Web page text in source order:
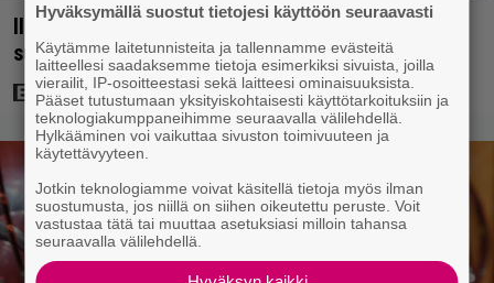
Illalla tv:ssä: Vauhdikasta junatoimintaa – leffa
suututti amerikkalaisen pankkijätin
Hyväksymällä suostut tietojesi käyttöön seuraavasti
Käytämme laitetunnisteita ja tallennamme evästeitä
laitteellesi saadaksemme tietoja esimerkiksi sivuista, joilla
vierailit, IP-osoitteestasi sekä laitteesi ominaisuuksista.
Pääset tutustumaan yksityiskohtaisesti käyttötarkoituksiin ja
teknologiakumppaneihimme seuraavalla välilehdellä.
Hylkääminen voi vaikuttaa sivuston toimivuuteen ja
käytettävyyteen.
Jotkin teknologiamme voivat käsitellä tietoja myös ilman
suostumusta, jos niillä on siihen oikeutettu peruste. Voit
vastustaa tätä tai muuttaa asetuksiasi milloin tahansa
seuraavalla välilehdellä.